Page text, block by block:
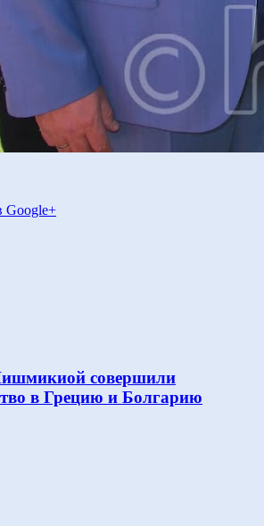
Google+
совершили
в Грецию и Болгарию